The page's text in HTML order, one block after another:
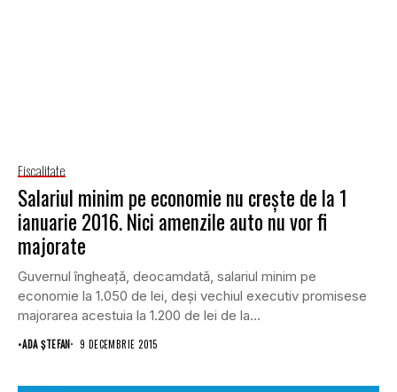
Fiscalitate
Salariul minim pe economie nu creşte de la 1
ianuarie 2016. Nici amenzile auto nu vor fi
majorate
Guvernul îngheaţă, deocamdată, salariul minim pe
economie la 1.050 de lei, deşi vechiul executiv promisese
majorarea acestuia la 1.200 de lei de la...
•ADA ȘTEFAN 9 DECEMBRIE 2015